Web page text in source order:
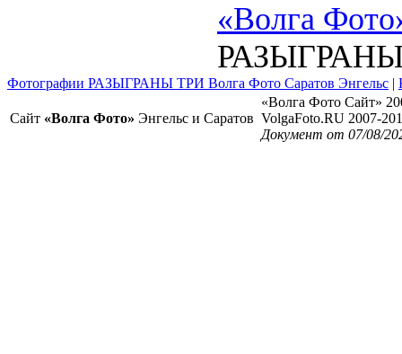
«Волга
Фотографии РАЗЫГРАНЫ ТРИ Волга Фото Саратов Энгельс |
Сайт «Волга Фото» Энгельс и Саратов
«Волга Фото Сайт»
VolgaFoto.RU 2007-
Документ от 07/08/